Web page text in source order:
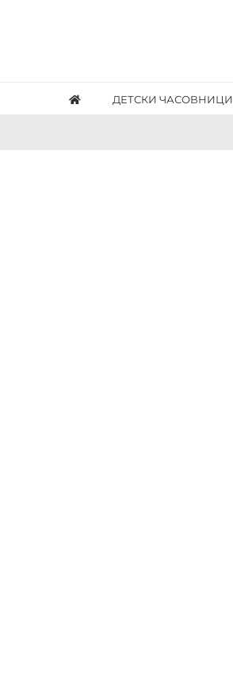
ДЕТСКИ ЧАСОВНИЦИ